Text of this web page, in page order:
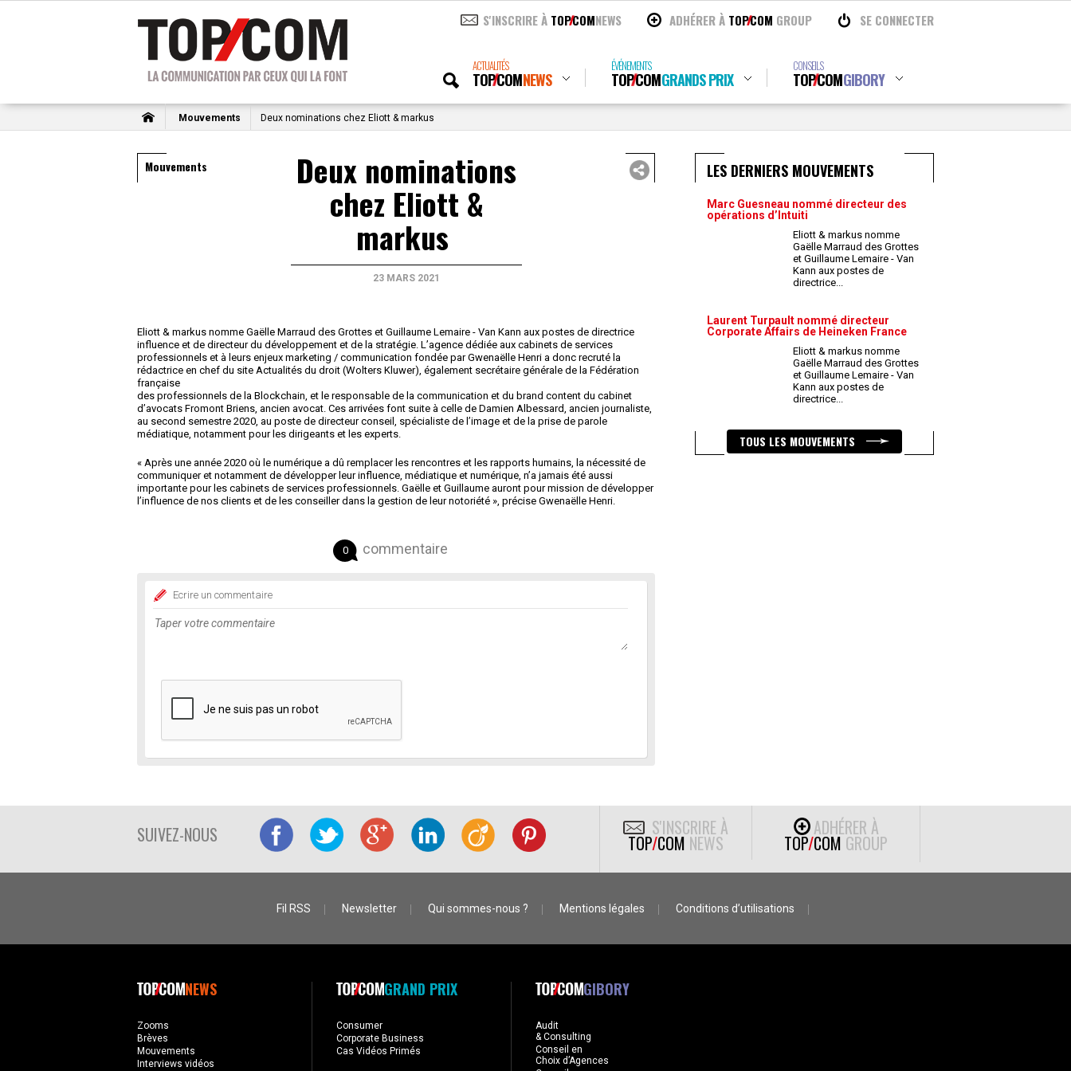
S'INSCRIRE À TOPCOMNEWS ADHÉRER À TOPCOM GROUP SE CONNECTER
ACTUALITÉS
TOPCOMNEWS
ÉVÉNEMENTS
TOPCOMGRANDS PRIX
CONSEILS
TOPCOMGIBORY
Mouvements Deux nominations chez Eliott & markus
Mouvements Deux nominations
chez Eliott &
markus
23 MARS 2021
Eliott & markus nomme Gaëlle Marraud des Grottes et Guillaume Lemaire - Van Kann aux postes de directrice
influence et de directeur du développement et de la stratégie. L’agence dédiée aux cabinets de services
professionnels et à leurs enjeux marketing / communication fondée par Gwenaëlle Henri a donc recruté la
rédactrice en chef du site Actualités du droit (Wolters Kluwer), également secrétaire générale de la Fédération
française
des professionnels de la Blockchain, et le responsable de la communication et du brand content du cabinet
d’avocats Fromont Briens, ancien avocat. Ces arrivées font suite à celle de Damien Albessard, ancien journaliste,
au second semestre 2020, au poste de directeur conseil, spécialiste de l’image et de la prise de parole
médiatique, notamment pour les dirigeants et les experts.
« Après une année 2020 où le numérique a dû remplacer les rencontres et les rapports humains, la nécessité de
communiquer et notamment de développer leur influence, médiatique et numérique, n’a jamais été aussi
importante pour les cabinets de services professionnels. Gaëlle et Guillaume auront pour mission de développer
l’influence de nos clients et de les conseiller dans la gestion de leur notoriété », précise Gwenaëlle Henri.
0 commentaire
Ecrire un commentaire
LES DERNIERS MOUVEMENTS
Marc Guesneau nommé directeur des
opérations d’Intuiti
Eliott & markus nomme
Gaëlle Marraud des Grottes
et Guillaume Lemaire - Van
Kann aux postes de
directrice...
Laurent Turpault nommé directeur
Corporate Affairs de Heineken France
Eliott & markus nomme
Gaëlle Marraud des Grottes
et Guillaume Lemaire - Van
Kann aux postes de
directrice...
TOUS LES MOUVEMENTS
SUIVEZ-NOUS S'INSCRIRE À
TOP/COM NEWS
ADHÉRER À
TOP/COM GROUP
Fil RSS Newsletter Qui sommes-nous ? Mentions légales Conditions d’utilisations
NEWS
Zooms
Brèves
Mouvements
Interviews vidéos
GRAND PRIX
Consumer
Corporate Business
Cas Vidéos Primés
GIBORY
Audit
& Consulting
Conseil en
Choix d’Agences